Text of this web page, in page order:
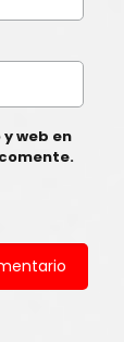
web en